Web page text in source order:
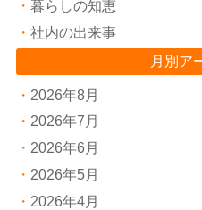
暮らしの知恵
社内の出来事
月別ア
2026年8月
2026年7月
2026年6月
2026年5月
2026年4月